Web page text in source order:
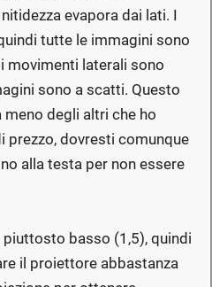
evapora dai lati. I
tutte le immagini sono
movimenti laterali sono
sono a scatti. Questo
degli altri che ho
prezzo, dovresti comunque
alla testa per non essere
basso (1,5), quindi
il proiettore abbastanza